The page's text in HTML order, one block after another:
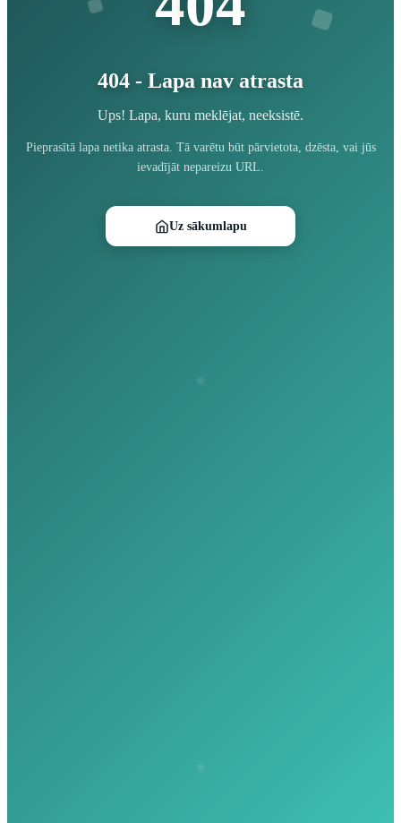
404 - Lapa nav atrasta
Ups! Lapa, kuru meklējat, neeksistē.
Pieprasītā lapa netika atrasta. Tā varētu būt pārvietota, dzēsta, vai jūs
ievadījāt nepareizu URL.
Uz sākumlapu